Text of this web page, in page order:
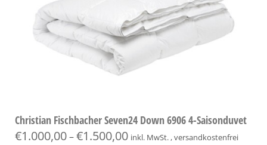
Christian Fischbacher Seven24 Down 6906 4-Saisonduvet
€1.000,00–€1.500,00 inkl. MwSt. , versandkostenfrei